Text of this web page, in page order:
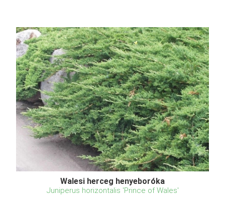
Walesi herceg henyeboróka
Juniperus horizontalis 'Prince of Wales'